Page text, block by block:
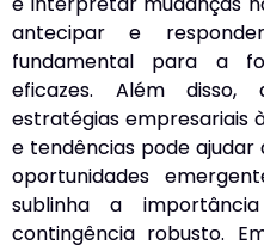
antecipar e
fundamental para a
eficazes. Além
estratégias empresariais
e tendências pode
oportunidades
sublinha a
contingência robusto.